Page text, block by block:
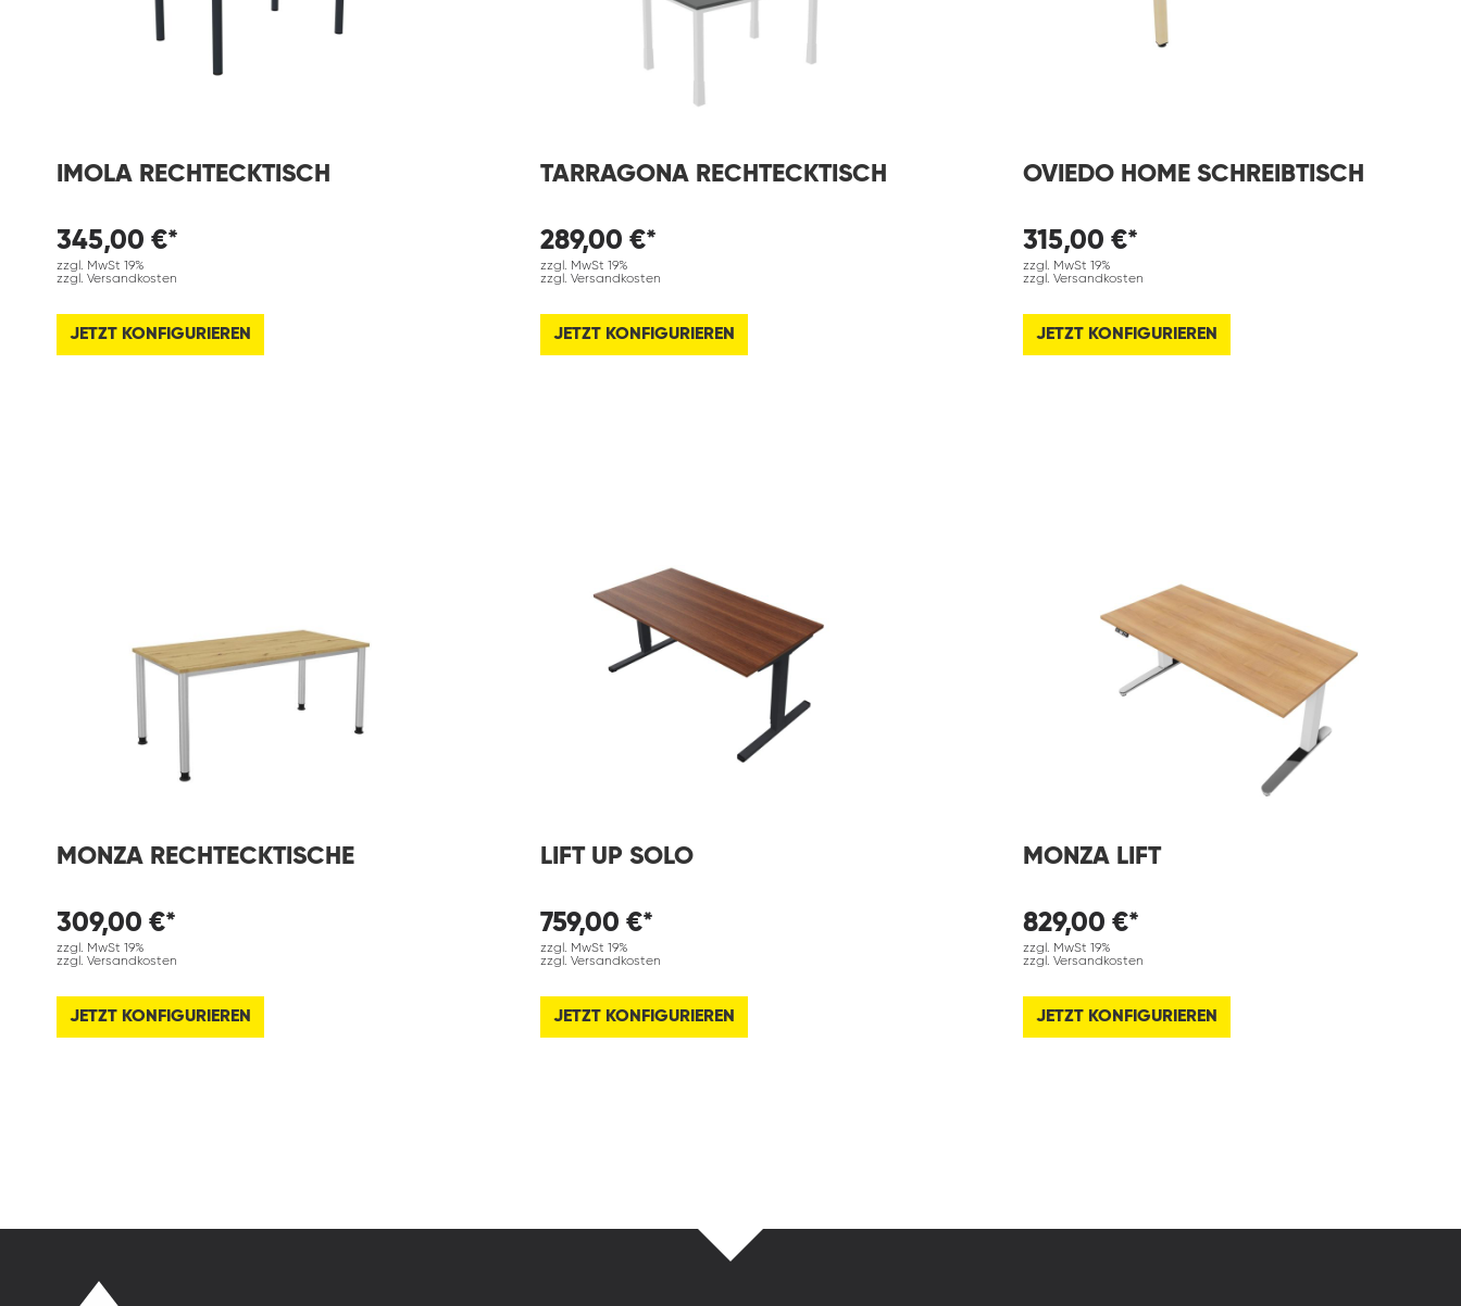
IMOLA RECHTECKTISCH
345,00 €*
zzgl. MwSt 19%
zzgl. Versandkosten
JETZT KONFIGURIEREN
TARRAGONA RECHTECKTISCH
289,00 €*
zzgl. MwSt 19%
zzgl. Versandkosten
JETZT KONFIGURIEREN
OVIEDO HOME SCHREIBTISCH
315,00 €*
zzgl. MwSt 19%
zzgl. Versandkosten
JETZT KONFIGURIEREN
MONZA RECHTECKTISCHE
309,00 €*
zzgl. MwSt 19%
zzgl. Versandkosten
JETZT KONFIGURIEREN
LIFT UP SOLO
759,00 €*
zzgl. MwSt 19%
zzgl. Versandkosten
JETZT KONFIGURIEREN
MONZA LIFT
829,00 €*
zzgl. MwSt 19%
zzgl. Versandkosten
JETZT KONFIGURIEREN